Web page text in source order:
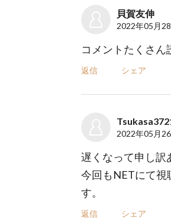
貝賀友伸
2022年05月
コメントたくさん
返信 シェア
2022年05月
遅くなって申し訳
今回もNETにて視
す。
返信 シェア